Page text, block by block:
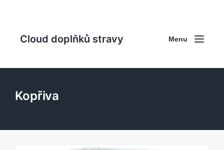
Cloud doplňků stravy Menu
Kopřiva